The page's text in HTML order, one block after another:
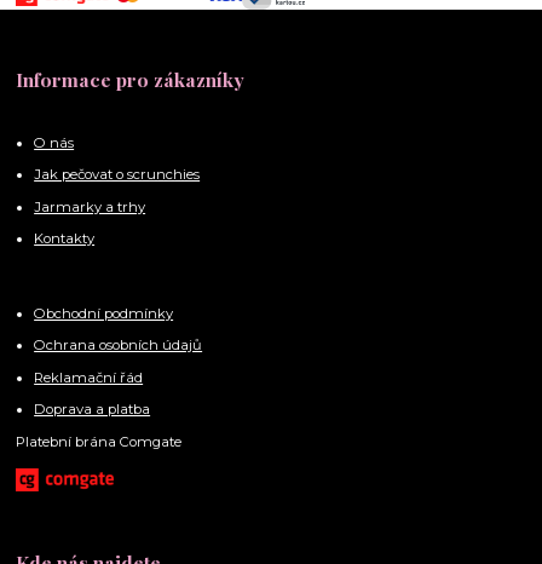
Informace pro zákazníky
O nás
Jak pečovat o scrunchies
Jarmarky a trhy
Kontakty
Obchodní podmínky
Ochrana osobních údajů
Reklamační řád
Doprava a platba
Platební brána Comgate